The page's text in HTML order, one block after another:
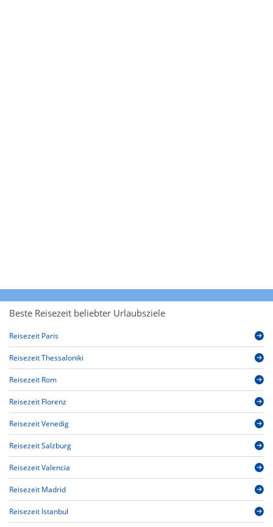
Beste Reisezeit beliebter Urlaubsziele
Reisezeit Paris
Reisezeit Thessaloniki
Reisezeit Rom
Reisezeit Florenz
Reisezeit Venedig
Reisezeit Salzburg
Reisezeit Valencia
Reisezeit Madrid
Reisezeit Istanbul